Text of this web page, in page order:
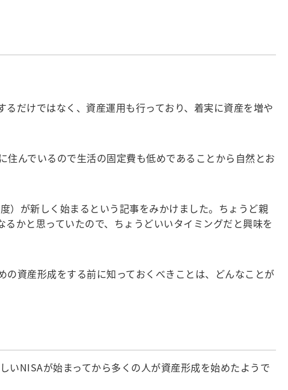
だけではなく、資産運用も行っており、着実に資産を増や
んでいるので生活の固定費も低めであることから自然とお
）が新しく始まるという記事をみかけました。ちょうど親
かと思っていたので、ちょうどいいタイミングだと興味を
資産形成をする前に知っておくべきことは、どんなことが
いNISAが始まってから多くの人が資産形成を始めたようで